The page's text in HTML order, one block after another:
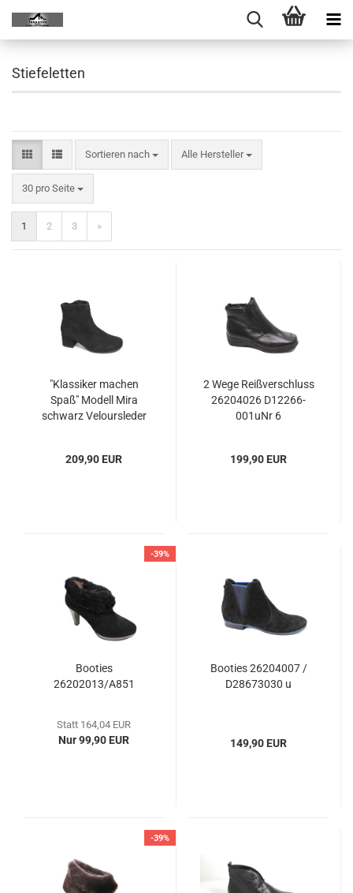
Stiefeletten
Sortieren nach Alle Hersteller
30 pro Seite
1 2 3 »
"Klassiker machen
Spaß" Modell Mira
schwarz Veloursleder
209,90 EUR
2 Wege Reißverschluss
26204026 D12266-
001uNr 6
199,90 EUR
-39%
Booties
26202013/A851
Statt 164,04 EUR
Nur 99,90 EUR
Booties 26204007 /
D28673030 u
149,90 EUR
-39%